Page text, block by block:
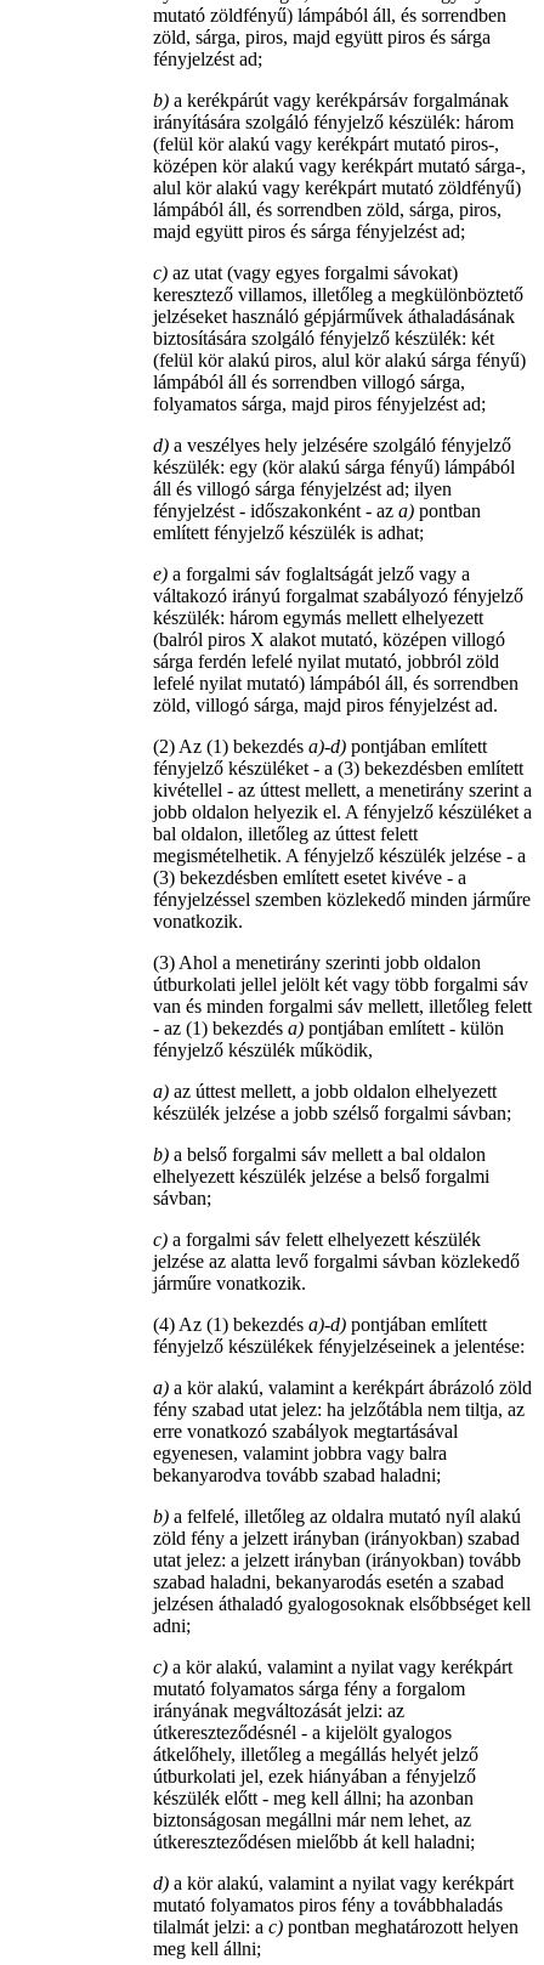
mutató zöldfényű) lámpából áll, és sorrendben
zöld, sárga, piros, majd együtt piros és sárga
fényjelzést ad;
b) a kerékpárút vagy kerékpársáv forgalmának
irányítására szolgáló fényjelző készülék: három
(felül kör alakú vagy kerékpárt mutató piros-,
középen kör alakú vagy kerékpárt mutató sárga-,
alul kör alakú vagy kerékpárt mutató zöldfényű)
lámpából áll, és sorrendben zöld, sárga, piros,
majd együtt piros és sárga fényjelzést ad;
c) az utat (vagy egyes forgalmi sávokat)
keresztező villamos, illetőleg a megkülönböztető
jelzéseket használó gépjárművek áthaladásának
biztosítására szolgáló fényjelző készülék: két
(felül kör alakú piros, alul kör alakú sárga fényű)
lámpából áll és sorrendben villogó sárga,
folyamatos sárga, majd piros fényjelzést ad;
d) a veszélyes hely jelzésére szolgáló fényjelző
készülék: egy (kör alakú sárga fényű) lámpából
áll és villogó sárga fényjelzést ad; ilyen
fényjelzést - időszakonként - az a) pontban
említett fényjelző készülék is adhat;
e) a forgalmi sáv foglaltságát jelző vagy a
váltakozó irányú forgalmat szabályozó fényjelző
készülék: három egymás mellett elhelyezett
(balról piros X alakot mutató, középen villogó
sárga ferdén lefelé nyilat mutató, jobbról zöld
lefelé nyilat mutató) lámpából áll, és sorrendben
zöld, villogó sárga, majd piros fényjelzést ad.
(2) Az (1) bekezdés a)-d) pontjában említett
fényjelző készüléket - a (3) bekezdésben említett
kivétellel - az úttest mellett, a menetirány szerint a
jobb oldalon helyezik el. A fényjelző készüléket a
bal oldalon, illetőleg az úttest felett
megismételhetik. A fényjelző készülék jelzése - a
(3) bekezdésben említett esetet kivéve - a
fényjelzéssel szemben közlekedő minden járműre
vonatkozik.
(3) Ahol a menetirány szerinti jobb oldalon
útburkolati jellel jelölt két vagy több forgalmi sáv
van és minden forgalmi sáv mellett, illetőleg felett
- az (1) bekezdés a) pontjában említett - külön
fényjelző készülék működik,
a) az úttest mellett, a jobb oldalon elhelyezett
készülék jelzése a jobb szélső forgalmi sávban;
b) a belső forgalmi sáv mellett a bal oldalon
elhelyezett készülék jelzése a belső forgalmi
sávban;
c) a forgalmi sáv felett elhelyezett készülék
jelzése az alatta levő forgalmi sávban közlekedő
járműre vonatkozik.
(4) Az (1) bekezdés a)-d) pontjában említett
fényjelző készülékek fényjelzéseinek a jelentése:
a) a kör alakú, valamint a kerékpárt ábrázoló zöld
fény szabad utat jelez: ha jelzőtábla nem tiltja, az
erre vonatkozó szabályok megtartásával
egyenesen, valamint jobbra vagy balra
bekanyarodva tovább szabad haladni;
b) a felfelé, illetőleg az oldalra mutató nyíl alakú
zöld fény a jelzett irányban (irányokban) szabad
utat jelez: a jelzett irányban (irányokban) tovább
szabad haladni, bekanyarodás esetén a szabad
jelzésen áthaladó gyalogosoknak elsőbbséget kell
adni;
c) a kör alakú, valamint a nyilat vagy kerékpárt
mutató folyamatos sárga fény a forgalom
irányának megváltozását jelzi: az
útkereszteződésnél - a kijelölt gyalogos
átkelőhely, illetőleg a megállás helyét jelző
útburkolati jel, ezek hiányában a fényjelző
készülék előtt - meg kell állni; ha azonban
biztonságosan megállni már nem lehet, az
útkereszteződésen mielőbb át kell haladni;
d) a kör alakú, valamint a nyilat vagy kerékpárt
mutató folyamatos piros fény a továbbhaladás
tilalmát jelzi: a c) pontban meghatározott helyen
meg kell állni;